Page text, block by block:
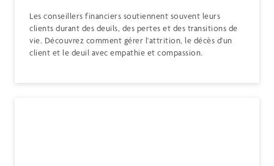
Les conseillers financiers soutiennent souvent leurs
clients durant des deuils, des pertes et des transitions de
vie. Découvrez comment gérer l'attrition, le décès d'un
client et le deuil avec empathie et compassion.